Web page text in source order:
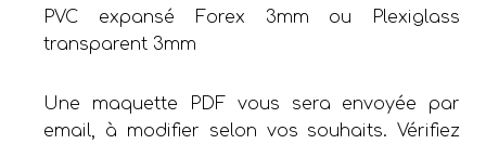
PVC expansé Forex 3mm ou Plexiglass
transparent 3mm
Une maquette PDF vous sera envoyée par
email, à modifier selon vos souhaits. Vérifiez